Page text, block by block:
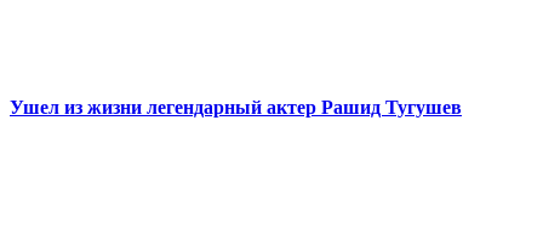
Ушел из жизни легендарный актер Рашид Тугушев